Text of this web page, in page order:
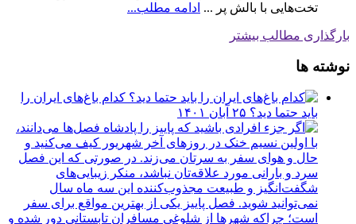
تخت‌هایی با بالش پر ... ادامه مطلب...
بارگذاری مطالب بیشتر
نوشته ها
کدام باغ‌های ایران را
باید حتما دید؟ ۲۵ آبان ۱۴۰۱